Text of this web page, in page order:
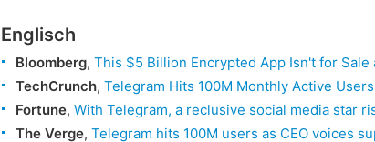
Englisch
Bloomberg, This $5 Billion Encrypted App Isn't for Sale
TechCrunch, Telegram Hits 100M Monthly Active
Fortune, With Telegram, a reclusive social media star
The Verge, Telegram hits 100M users as CEO voices